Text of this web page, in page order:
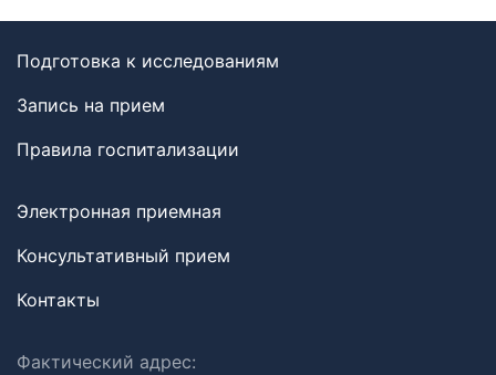
Подготовка к исследованиям
Запись на прием
Правила госпитализации
Электронная приемная
Консультативный прием
Контакты
Фактический адрес: